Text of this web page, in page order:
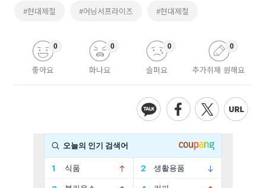
#현대제철 #어닝서프라이즈 #현대제철
좋아요
0
화나요
0
슬퍼요
0
추가취재 원해요
0